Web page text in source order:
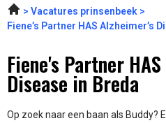
Vacatures prinsenbeek
Fiene’s Partner HAS Alzheimer’s
Fiene's Partner
Disease in Breda
Op zoek naar een baan als Buddy?